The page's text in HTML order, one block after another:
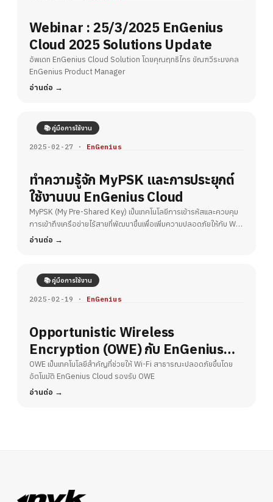
Webinar : 25/3/2025 EnGenius
Cloud 2025 Solutions Update
อัพเดท EnGenius Cloud Solution โดยคุณฤทธิไกร ขัณฑวีระมงคล
EnGenius Product Manager
อ่านต่อ
📚 คู่มือการใช้งาน
2025-02-27 · EnGenius
ทำความรู้จัก MyPSK และการประยุกต์
ใช้งานบน EnGenius Cloud
MyPSK (My Pre-Shared Key) เป็นเทคโนโลยีการเข้ารหัสและควบคุม
การเข้าถึงเครือข่ายไร้สายที่พัฒนาขึ้นเพื่อเพิ่มความปลอดภัยให้กับ Wi-
Fi
อ่านต่อ
📚 คู่มือการใช้งาน
2025-02-19 · EnGenius
Opportunistic Wireless
Encryption (OWE) กับ EnGenius
Cloud – ยกระดับความปลอดภัย Wi-Fi
สาธารณะ
OWE เป็นเทคโนโลยีสำคัญที่ช่วยให้ Wi-Fi สาธารณะปลอดภัยขึ้นโดย
อัตโนมัติ EnGenius Cloud รองรับ OWE
อ่านต่อ